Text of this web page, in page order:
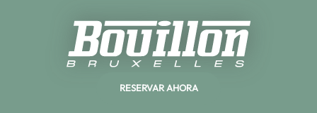
RESERVAR AHORA